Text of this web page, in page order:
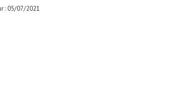
: 05/07/2021